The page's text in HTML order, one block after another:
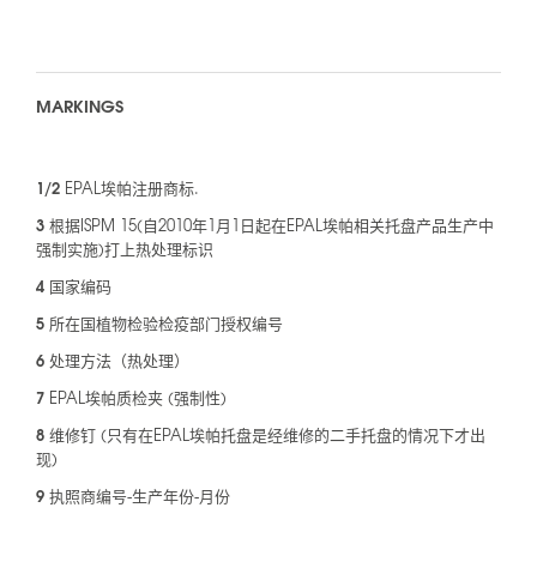
MARKINGS
1/2 EPAL埃帕注册商标.
3 根据ISPM 15(自2010年1月1日起在EPAL埃帕相关托盘产品生产中
强制实施)打上热处理标识
4 国家编码
5 所在国植物检验检疫部门授权编号
6 处理方法（热处理）
7 EPAL埃帕质检夹 (强制性)
8 维修钉 (只有在EPAL埃帕托盘是经维修的二手托盘的情况下才出
现)
9 执照商编号-生产年份-月份